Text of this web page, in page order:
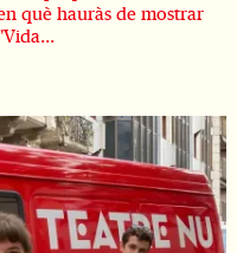
què hauràs de mostrar